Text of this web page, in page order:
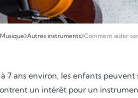
Musique Autres instruments Comment aider
à 7 ans environ, les enfants peuvent
un intérêt pour un